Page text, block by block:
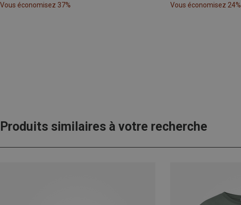
Vous économisez 37% Vous économisez 24%
Produits similaires à votre recherche